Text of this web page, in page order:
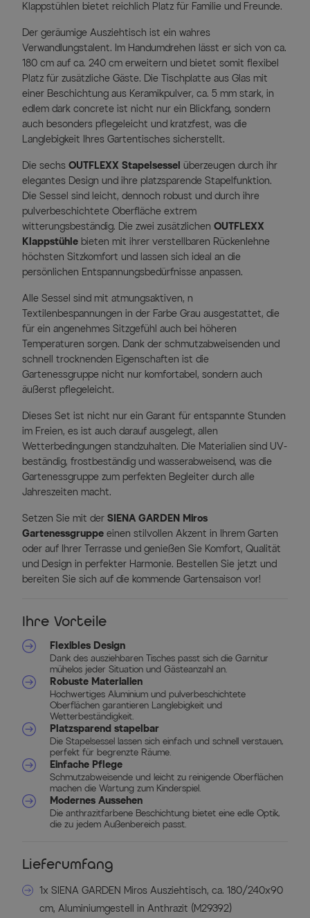
Klappstühlen bietet reichlich Platz für Familie und Freunde.
Der geräumige Ausziehtisch ist ein wahres
Verwandlungstalent. Im Handumdrehen lässt er sich von ca.
180 cm auf ca. 240 cm erweitern und bietet somit flexibel
Platz für zusätzliche Gäste. Die Tischplatte aus Glas mit
einer Beschichtung aus Keramikpulver, ca. 5 mm stark, in
edlem dark concrete ist nicht nur ein Blickfang, sondern
auch besonders pflegeleicht und kratzfest, was die
Langlebigkeit Ihres Gartentisches sicherstellt.
Die sechs OUTFLEXX Stapelsessel überzeugen durch ihr
elegantes Design und ihre platzsparende Stapelfunktion.
Die Sessel sind leicht, dennoch robust und durch ihre
pulverbeschichtete Oberfläche extrem
witterungsbeständig. Die zwei zusätzlichen OUTFLEXX
Klappstühle bieten mit ihrer verstellbaren Rückenlehne
höchsten Sitzkomfort und lassen sich ideal an die
persönlichen Entspannungsbedürfnisse anpassen.
Alle Sessel sind mit atmungsaktiven, n
Textilenbespannungen in der Farbe Grau ausgestattet, die
für ein angenehmes Sitzgefühl auch bei höheren
Temperaturen sorgen. Dank der schmutzabweisenden und
schnell trocknenden Eigenschaften ist die
Gartenessgruppe nicht nur komfortabel, sondern auch
äußerst pflegeleicht.
Dieses Set ist nicht nur ein Garant für entspannte Stunden
im Freien, es ist auch darauf ausgelegt, allen
Wetterbedingungen standzuhalten. Die Materialien sind UV-
beständig, frostbeständig und wasserabweisend, was die
Gartenessgruppe zum perfekten Begleiter durch alle
Jahreszeiten macht.
Setzen Sie mit der SIENA GARDEN Miros
Gartenessgruppe einen stilvollen Akzent in Ihrem Garten
oder auf Ihrer Terrasse und genießen Sie Komfort, Qualität
und Design in perfekter Harmonie. Bestellen Sie jetzt und
bereiten Sie sich auf die kommende Gartensaison vor!
Ihre Vorteile
Flexibles Design
Dank des ausziehbaren Tisches passt sich die Garnitur
mühelos jeder Situation und Gästeanzahl an.
Robuste Materialien
Hochwertiges Aluminium und pulverbeschichtete
Oberflächen garantieren Langlebigkeit und
Wetterbeständigkeit.
Platzsparend stapelbar
Die Stapelsessel lassen sich einfach und schnell verstauen,
perfekt für begrenzte Räume.
Einfache Pflege
Schmutzabweisende und leicht zu reinigende Oberflächen
machen die Wartung zum Kinderspiel.
Modernes Aussehen
Die anthrazitfarbene Beschichtung bietet eine edle Optik,
die zu jedem Außenbereich passt.
Lieferumfang
1x SIENA GARDEN Miros Ausziehtisch, ca. 180/240x90
cm, Aluminiumgestell in Anthrazit (M29392)